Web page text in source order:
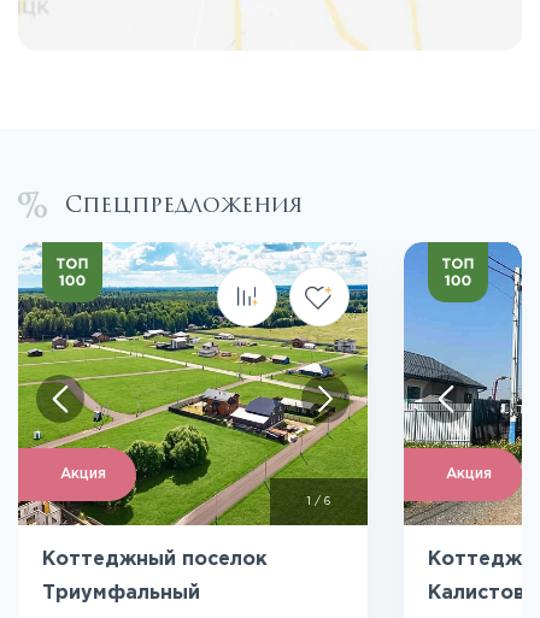
Спецпредложения
Акция
1 / 6
Коттеджный поселок
Триумфальный
Акция
Калистово